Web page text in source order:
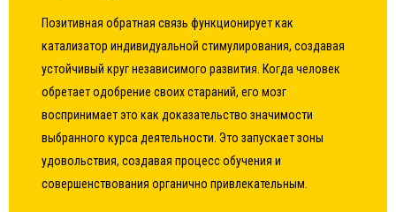
Позитивная обратная связь функционирует как
катализатор индивидуальной стимулирования, создавая
устойчивый круг независимого развития. Когда человек
обретает одобрение своих стараний, его мозг
воспринимает это как доказательство значимости
выбранного курса деятельности. Это запускает зоны
удовольствия, создавая процесс обучения и
совершенствования органично привлекательным.